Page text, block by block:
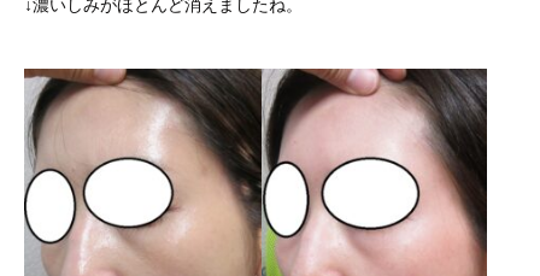
↓濃いしみがほとんど消えましたね。